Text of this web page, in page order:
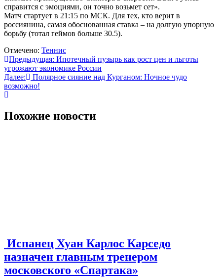
справится с эмоциями, он точно возьмет сет».
Матч стартует в 21:15 по МСК. Для тех, кто верит в
россиянина, самая обоснованная ставка – на долгую упорную
борьбу (тотал геймов больше 30.5).
Отмечено: Теннис
Навигация
по
записям
Предыдущая: Ипотечный пузырь как рост цен и льготы
угрожают экономике России
Далее:
Полярное сияние над Курганом: Ночное чудо
возможно!
Похожие новости
Испанец Хуан Карлос Карседо
назначен главным тренером
московского «Спартака»